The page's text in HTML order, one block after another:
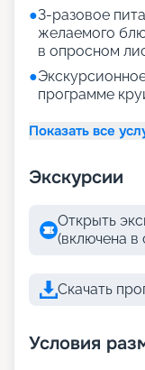
●3-разовое
желаемого
в опросном
●
программе
Показать все
Экскурсии
Открыть
(включена в
Скачать
Условия